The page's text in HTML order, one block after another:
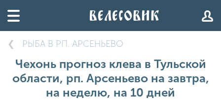
РЫБА В РП. АРСЕНЬЕВО
Чехонь прогноз клева в Тульской
области, рп. Арсеньево на завтра,
на неделю, на 10 дней